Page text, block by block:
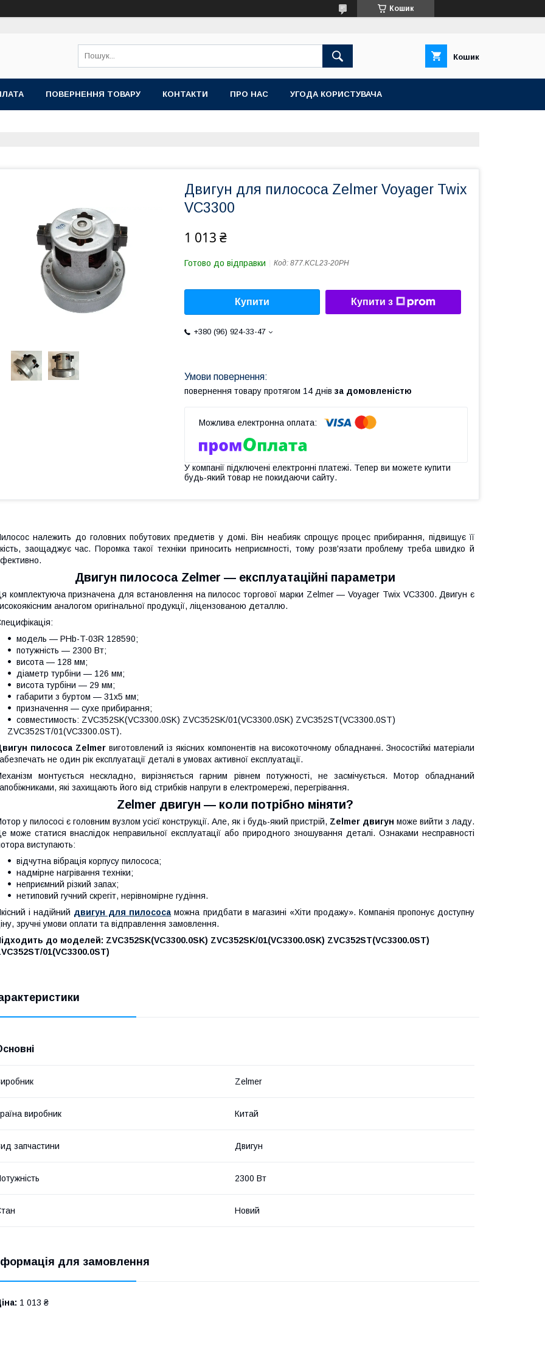
Кошик
Кошик
ПОВЕРНЕННЯ ТОВАРУ КОНТАКТИ ПРО НАС УГОДА КОРИСТУВАЧА
Двигун для пилососа Zelmer Voyager Twix
VC3300
1 013 ₴
Готово до відправки Код: 877.KCL23-20PH
Купити Купити з
+380 (96) 924-33-47
повернення товару протягом 14 днів за домовленістю
У компанії підключені електронні платежі. Тепер ви можете купити
будь-який товар не покидаючи сайту.
належить до головних побутових предметів у домі. Він неабияк спрощує процес прибирання, підвищує її
заощаджує час. Поромка такої техніки приносить неприємності, тому розв'язати проблему треба швидко й
Двигун пилососа Zelmer — експлуатаційні параметри
комплектуюча призначена для встановлення на пилосос торгової марки Zelmer — Voyager Twix VC3300. Двигун є
аналогом оригінальної продукції, ліцензованою деталлю.
модель — PHb-T-03R 128590;
потужність — 2300 Вт;
висота — 128 мм;
діаметр турбіни — 126 мм;
висота турбіни — 29 мм;
габарити з буртом — 31х5 мм;
призначення — сухе прибирання;
совместимость: ZVC352SK(VC3300.0SK) ZVC352SK/01(VC3300.0SK) ZVC352ST(VC3300.0ST)
ZVC352ST/01(VC3300.0ST).
пилососа Zelmerвиготовлений із якісних компонентів на високоточному обладнанні. Зносостійкі матеріали
не один рік експлуатації деталі в умовах активної експлуатації.
монтується нескладно, вирізняється гарним рівнем потужності, не засмічується. Мотор обладнаний
які захищають його від стрибків напруги в електромережі, перегрівання.
Zelmer двигун —коли потрібно міняти?
у пилососі є головним вузлом усієї конструкції. Але, як і будь-який пристрій, Zelmer двигун може вийти з ладу.
може статися внаслідок неправильної експлуатації або природного зношування деталі. Ознаками несправності
виступають:
відчутна вібрація корпусу пилососа;
надмірне нагрівання техніки;
неприємний різкий запах;
нетиповий гучний скрегіт, нерівномірне гудіння.
і надійний двигун для пилососа можна придбати в магазині «Хіти продажу». Компанія пропонує доступну
зручні умови оплати та відправлення замовлення.
до моделей: ZVC352SK(VC3300.0SK) ZVC352SK/01(VC3300.0SK) ZVC352ST(VC3300.0ST)
01(VC3300.0ST)
Zelmer
виробник Китай
запчастини Двигун
2300 Вт
Новий
для замовлення
1 013 ₴